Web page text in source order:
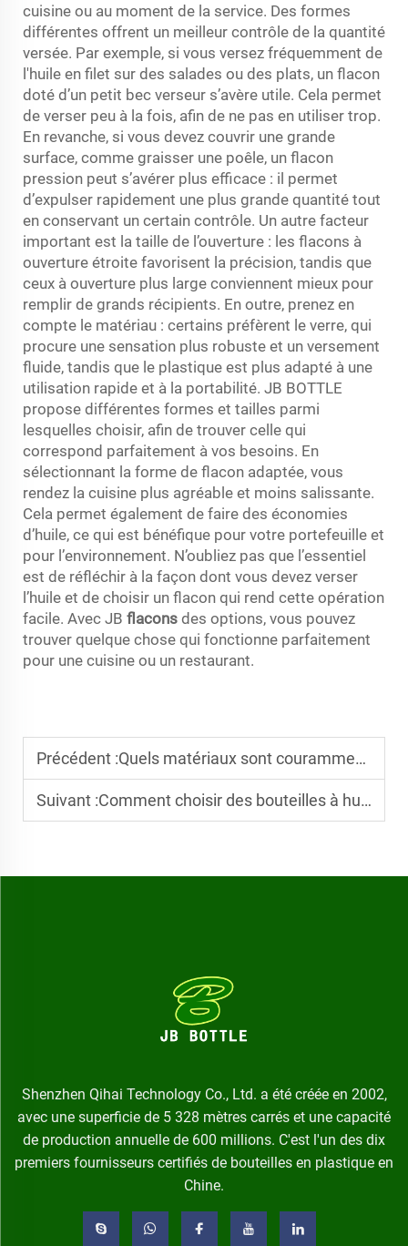
cuisine ou au moment de la service. Des formes
différentes offrent un meilleur contrôle de la quantité
versée. Par exemple, si vous versez fréquemment de
l'huile en filet sur des salades ou des plats, un flacon
doté d’un petit bec verseur s’avère utile. Cela permet
de verser peu à la fois, afin de ne pas en utiliser trop.
En revanche, si vous devez couvrir une grande
surface, comme graisser une poêle, un flacon
pression peut s’avérer plus efficace : il permet
d’expulser rapidement une plus grande quantité tout
en conservant un certain contrôle. Un autre facteur
important est la taille de l’ouverture : les flacons à
ouverture étroite favorisent la précision, tandis que
ceux à ouverture plus large conviennent mieux pour
remplir de grands récipients. En outre, prenez en
compte le matériau : certains préfèrent le verre, qui
procure une sensation plus robuste et un versement
fluide, tandis que le plastique est plus adapté à une
utilisation rapide et à la portabilité. JB BOTTLE
propose différentes formes et tailles parmi
lesquelles choisir, afin de trouver celle qui
correspond parfaitement à vos besoins. En
sélectionnant la forme de flacon adaptée, vous
rendez la cuisine plus agréable et moins salissante.
Cela permet également de faire des économies
d’huile, ce qui est bénéfique pour votre portefeuille et
pour l’environnement. N’oubliez pas que l’essentiel
est de réfléchir à la façon dont vous devez verser
l’huile et de choisir un flacon qui rend cette opération
facile. Avec JB flacons des options, vous pouvez
trouver quelque chose qui fonctionne parfaitement
pour une cuisine ou un restaurant.
Précédent :Quels matériaux sont couramment utilisés dans la fabrication de bouteilles à huile de haute qualité
Suivant :Comment choisir des bouteilles à huile pour lubrifiants industriels par rapport aux huiles comestibles
Shenzhen Qihai Technology Co., Ltd. a été créée en 2002,
avec une superficie de 5 328 mètres carrés et une capacité
de production annuelle de 600 millions. C'est l'un des dix
premiers fournisseurs certifiés de bouteilles en plastique en
Chine.